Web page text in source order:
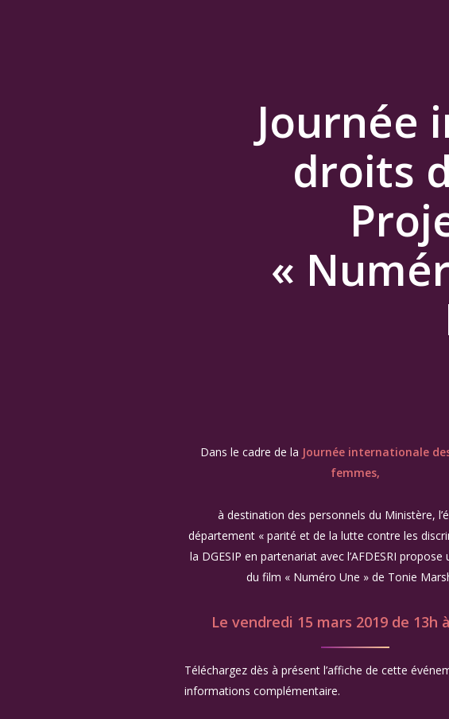
Journée
droits
«
Dans le cadre de la Journée internationale
femmes,
à destination des personnels du Ministère,
département « parité et de la lutte contre les
la DGESIP en partenariat avec l’AFDESRI
du film « Numéro Une » de Tonie
Le vendredi 15 mars 2019 de 13h
Téléchargez dès à présent l’affiche de cette
informations complémentaire.